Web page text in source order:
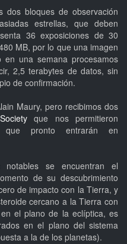
dos bloques de observación
estrellas, que deben
36 exposiciones de 30
MB, por lo que una imagen
una semana procesamos
2,5 terabytes de datos, sin
de confirmación.
Maury, pero recibimos dos
que nos permitieron
pronto entrarán en
notables se encuentran el
de su descubrimiento
de impacto con la Tierra, y
cercano a la Tierra con
el plano de la eclíptica, es
en el plano del sistema
a la de los planetas).